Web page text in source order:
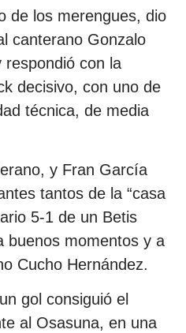
de los merengues, dio
canterano Gonzalo
con la
decisivo, con uno de
técnica, de media
y Fran García
tantos de la “casa
5-1 de un Betis
buenos momentos y a
Cucho Hernández.
gol consiguió el
al Osasuna, en una